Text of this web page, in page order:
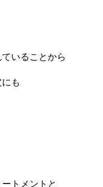
いることから
も
トメントと